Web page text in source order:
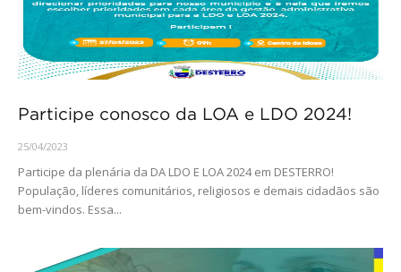
Participe conosco da LOA e LDO 2024!
25/04/2023
Participe da plenária da DA LDO E LOA 2024 em DESTERRO!
População, líderes comunitários, religiosos e demais cidadãos são
bem-vindos. Essa...